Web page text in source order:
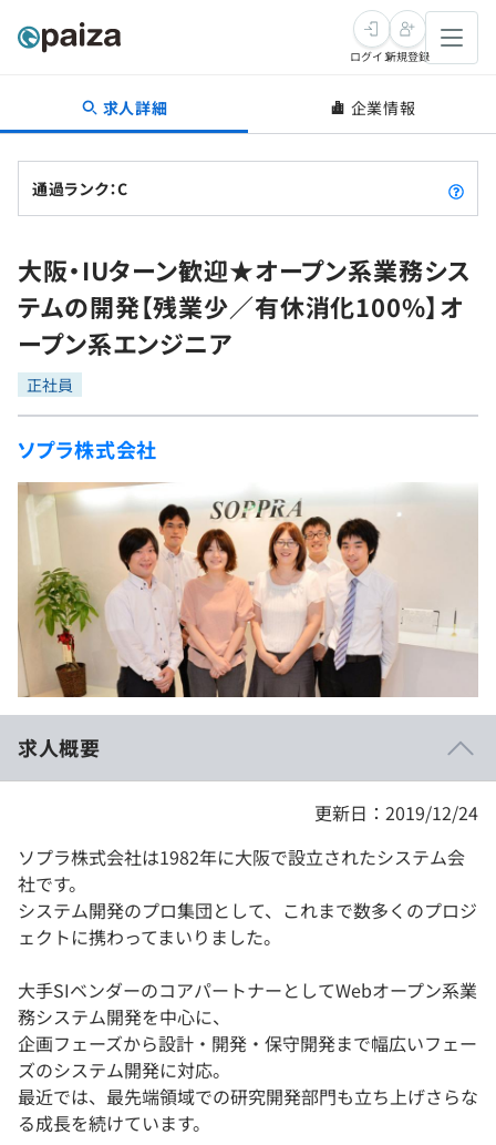
転職・キャリア
転職成功ガイド
転職エージェント
インタビュー
転職成功ガイド
新卒就活
求人検索
本選考
インターン
新卒エージェント
イベント・セミナー
インタビュー
就活成功ガイド
学習
問題集
4択課題
ナレッジ
プラン
個人向けプラン
学校向けプラン
プログラミング言語
評価結果一覧
再チャレンジ結果一覧
ゲーム・マンガ
Tech Team Journal
note
paizaとは？
ログイン新規登録
求人詳細 企業情報
通過ランク：C
大阪・IUターン歓迎★オープン系業務シス
テムの開発【残業少／有休消化100%】オ
ープン系エンジニア
正社員
ソプラ株式会社
求人概要
更新日：2019/12/24
ソプラ株式会社は1982年に大阪で設立されたシステム会
社です。
システム開発のプロ集団として、これまで数多くのプロジ
ェクトに携わってまいりました。
大手SIベンダーのコアパートナーとしてWebオープン系業
務システム開発を中心に、
企画フェーズから設計・開発・保守開発まで幅広いフェー
ズのシステム開発に対応。
最近では、最先端領域での研究開発部門も立ち上げさらな
る成長を続けています。